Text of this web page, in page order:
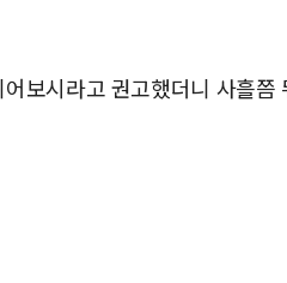
보시라고 권고했더니 사흘